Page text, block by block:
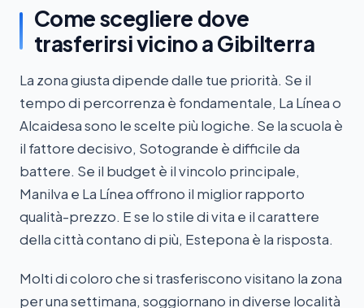
Come scegliere dove
trasferirsi vicino a Gibilterra
La zona giusta dipende dalle tue priorità. Se il
tempo di percorrenza è fondamentale, La Línea o
Alcaidesa sono le scelte più logiche. Se la scuola è
il fattore decisivo, Sotogrande è difficile da
battere. Se il budget è il vincolo principale,
Manilva e La Línea offrono il miglior rapporto
qualità-prezzo. E se lo stile di vita e il carattere
della città contano di più, Estepona è la risposta.
Molti di coloro che si trasferiscono visitano la zona
per una settimana, soggiornano in diverse località